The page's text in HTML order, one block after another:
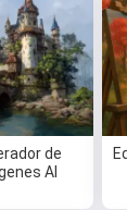
de
AI